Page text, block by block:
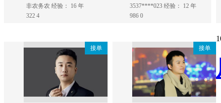
非农务农 经验： 16 年
322 4
3537****023 经验： 12 年
986 0
接单 接单